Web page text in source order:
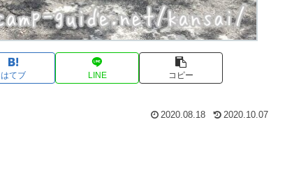
はてブ LINE コピー
2020.08.18 2020.10.07